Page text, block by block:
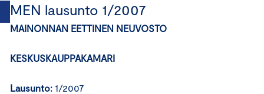
MEN lausunto 1/2007
MAINONNAN EETTINEN NEUVOSTO
KESKUSKAUPPAKAMARI
Lausunto: 1/2007